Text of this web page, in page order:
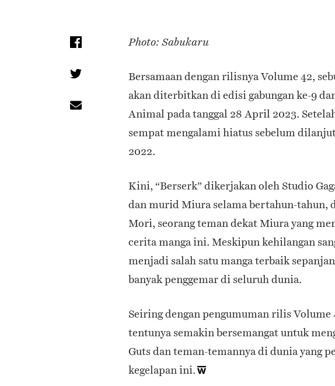
Photo: Sabukaru
Bersamaan dengan rilisnya Volume 42,
akan diterbitkan di edisi gabungan ke-9
Animal pada tanggal 28 April 2023.
sempat mengalami hiatus sebelum
2022.
Kini, “Berserk” dikerjakan oleh Studio
dan murid Miura selama bertahun-tahun,
Mori, seorang teman dekat Miura yang
cerita manga ini. Meskipun kehilangan
menjadi salah satu manga terbaik
banyak penggemar di seluruh dunia.
Seiring dengan pengumuman rilis Volume
tentunya semakin bersemangat untuk
Guts dan teman-temannya di dunia yang
kegelapan ini.